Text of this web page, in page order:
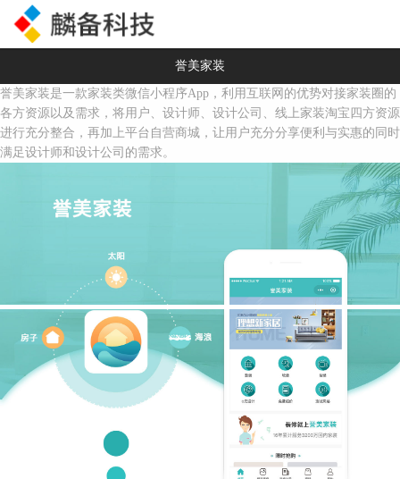
誉美家装
誉美家装是一款家装类微信小程序App，利用互联网的优势对接家装圈的
各方资源以及需求，将用户、设计师、设计公司、线上家装淘宝四方资源
进行充分整合，再加上平台自营商城，让用户充分分享便利与实惠的同时
满足设计师和设计公司的需求。